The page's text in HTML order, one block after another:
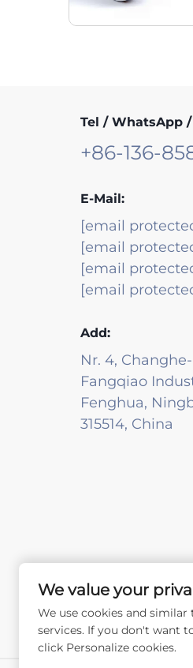
Tel / WhatsApp
+86-136-
E-Mail:
[email
[email
[email
[email
Add:
Nr. 4,
Fangqiao
Fenghua,
315514, China
We value your
We use cookies and
services. If you don't want
click Personalize cookies.